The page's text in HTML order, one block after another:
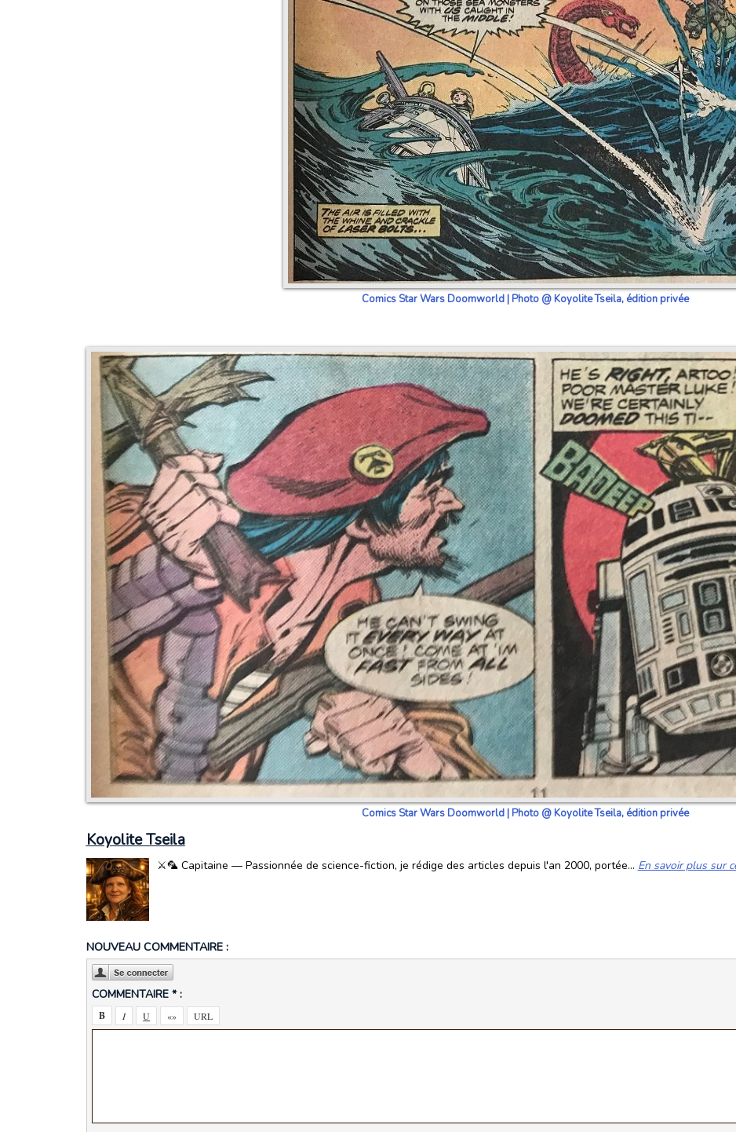
Comics Star Wars Doomworld | Photo @ Koyolite Tseila, édition privée
Comics Star Wars Doomworld | Photo @ Koyolite Tseila, édition privée
Koyolite Tseila
⚔️🦜 Capitaine — Passionnée de science-fiction, je rédige des articles depuis l'an 2000, portée... En savoir plus sur
NOUVEAU COMMENTAIRE :
COMMENTAIRE * :